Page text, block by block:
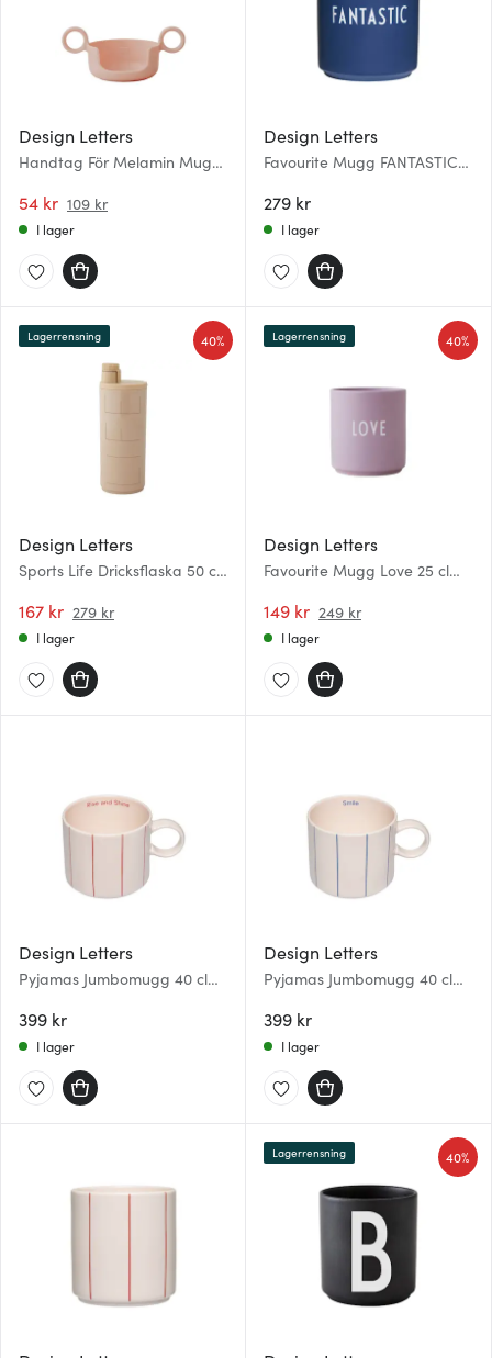
Design Letters
Handtag För Melamin Mugg
54 kr 109 kr
I lager
Design Letters
Favourite Mugg FANTASTIC
279 kr
I lager
Design Letters
Sports Life Dricksflaska 50 cl
167 kr 279 kr
40%
Lagerrensning
I lager
Design Letters
Favourite Mugg Love 25 cl
149 kr 249 kr
40%
Lagerrensning
I lager
Design Letters
Pyjamas Jumbomugg 40 cl
399 kr
I lager
Design Letters
Pyjamas Jumbomugg 40 cl
399 kr
I lager
40%
Lagerrensning